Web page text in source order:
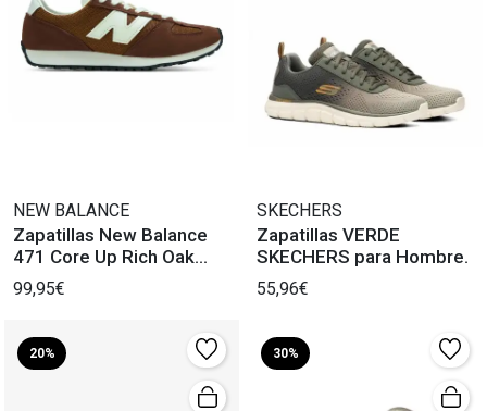
NEW BALANCE
Zapatillas New Balance
471 Core Up Rich Oak
breakfast Tea
99,95€
SKECHERS
Zapatillas VERDE
SKECHERS para Hombre.
55,96€
20% 30%